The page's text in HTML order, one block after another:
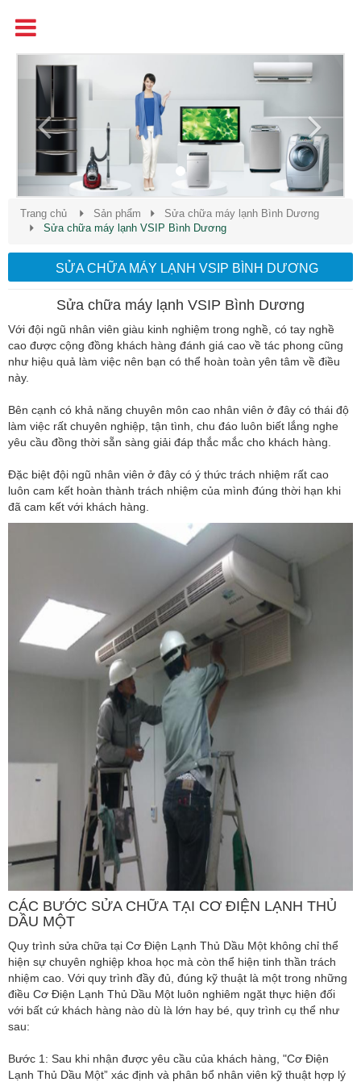
Previous
Trang chủ Sản phẩm
Sửa chữa máy lạnh Bình Dương
Sửa chữa máy lạnh VSIP Bình Dương
SỬA CHỮA MÁY LẠNH VSIP BÌNH DƯƠNG
Sửa chữa máy lạnh VSIP Bình Dương
Với đội ngũ nhân viên giàu kinh nghiệm trong nghề, có tay nghề
cao được cộng đồng khách hàng đánh giá cao về tác phong cũng
như hiệu quả làm việc nên bạn có thể hoàn toàn yên tâm về điều
này.
Bên cạnh có khả năng chuyên môn cao nhân viên ở đây có thái độ
làm việc rất chuyên nghiệp, tận tình, chu đáo luôn biết lắng nghe
yêu cầu đồng thời sẵn sàng giải đáp thắc mắc cho khách hàng.
Đặc biệt đội ngũ nhân viên ở đây có ý thức trách nhiệm rất cao
luôn cam kết hoàn thành trách nhiệm của mình đúng thời hạn khi
đã cam kết với khách hàng.
CÁC BƯỚC SỬA CHỮA TẠI CƠ ĐIỆN LẠNH THỦ
DẦU MỘT
Quy trình sửa chữa tại Cơ Điện Lạnh Thủ Dầu Một không chỉ thể
hiện sự chuyên nghiệp khoa học mà còn thể hiện tinh thần trách
nhiệm cao. Với quy trình đầy đủ, đúng kỹ thuật là một trong những
điều Cơ Điện Lạnh Thủ Dầu Một luôn nghiêm ngặt thực hiện đối
với bất cứ khách hàng nào dù là lớn hay bé, quy trình cụ thể như
sau:
Bước 1: Sau khi nhận được yêu cầu của khách hàng, "Cơ Điện
Lạnh Thủ Dầu Một” xác định và phân bổ nhân viên kỹ thuật hợp lý